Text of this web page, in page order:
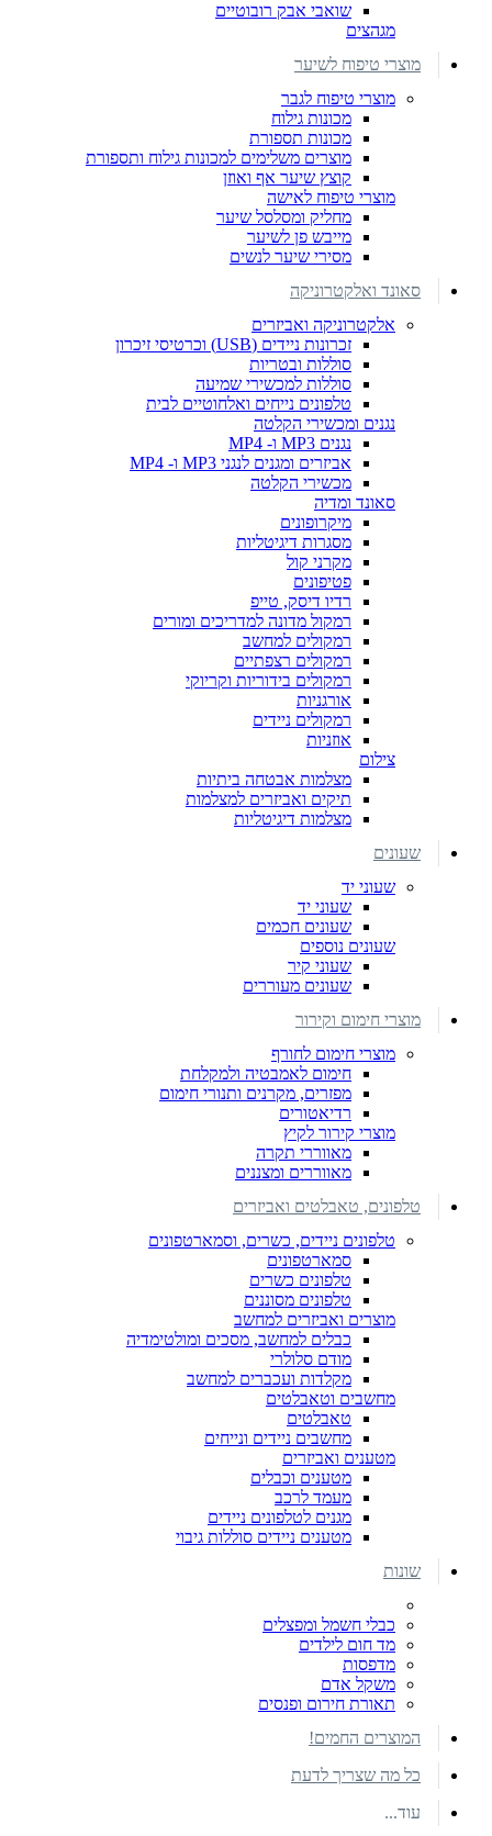
שואבי אבק רובוטיים
מגהצים
מוצרי טיפוח לשיער
מוצרי טיפוח לגבר
מכונות גילוח
מכונות תספורת
מוצרים משלימים למכונות גילוח ותספורת
קוצץ שיער אף ואוזן
מוצרי טיפוח לאישה
מחליק ומסלסל שיער
מייבש פן לשיער
מסירי שיער לנשים
סאונד ואלקטרוניקה
אלקטרוניקה ואביזרים
זכרונות ניידים (USB) וכרטיסי זיכרון
סוללות ובטריות
סוללות למכשירי שמיעה
טלפונים נייחים ואלחוטיים לבית
נגנים ומכשירי הקלטה
נגנים MP3 ו- MP4
אביזרים ומגנים לנגני MP3 ו- MP4
מכשירי הקלטה
סאונד ומדיה
מיקרופונים
מסגרות דיגיטליות
מקרני קול
פטיפונים
רדיו דיסק, טייפ
רמקול מדונה למדריכים ומורים
רמקולים למחשב
רמקולים רצפתיים
רמקולים בידוריות וקריוקי
אורגניות
רמקולים ניידים
אוזניות
צילום
מצלמות אבטחה ביתיות
תיקים ואביזרים למצלמות
מצלמות דיגיטליות
שעונים
שעוני יד
שעוני יד
שעונים חכמים
שעונים נוספים
שעוני קיר
שעונים מעוררים
מוצרי חימום וקירור
מוצרי חימום לחורף
חימום לאמבטיה ולמקלחת
מפזרים, מקרנים ותנורי חימום
רדיאטורים
מוצרי קירור לקיץ
מאווררי תקרה
מאווררים ומצננים
טלפונים, טאבלטים ואביזרים
טלפונים ניידים, כשרים, וסמארטפונים
סמארטפונים
טלפונים כשרים
טלפונים מסוננים
מוצרים ואביזרים למחשב
כבלים למחשב, מסכים ומולטימדיה
מודם סלולרי
מקלדות ועכברים למחשב
מחשבים וטאבלטים
טאבלטים
מחשבים ניידים ונייחים
מטענים ואביזרים
מטענים וכבלים
מעמד לרכב
מגנים לטלפונים ניידים
מטענים ניידים סוללות גיבוי
שונות
כבלי חשמל ומפצלים
מד חום לילדים
מדפסות
משקל אדם
תאורת חירום ופנסים
המוצרים החמים!
כל מה שצריך לדעת
עוד...